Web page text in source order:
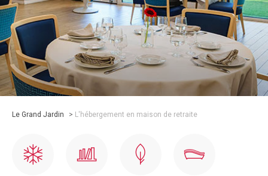
Le Grand Jardin > L'hébergement en maison de retraite